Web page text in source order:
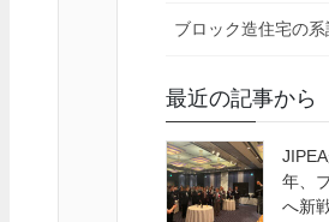
ブロック造住宅の系
最近の記事から
年、
へ